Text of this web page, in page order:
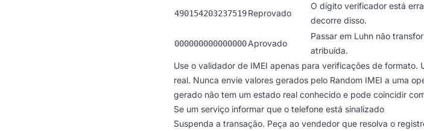
490154203237519Reprovado
O dígito verificador está
decorre disso.
000000000000000Aprovado
Passar em Luhn não
atribuída.
Use o validador de IMEI apenas para verificações de formato.
real. Nunca envie valores gerados pelo Random IMEI a uma
gerado não tem um estado real conhecido e pode coincidir
Se um serviço informar que o telefone está sinalizado
Suspenda a transação. Peça ao vendedor que resolva o